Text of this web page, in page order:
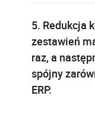
5. Redukcja
zestawień
raz, a
spójny
ERP.